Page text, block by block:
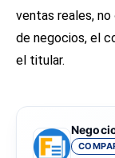
ventas reales,
de negocios, el
el titular.